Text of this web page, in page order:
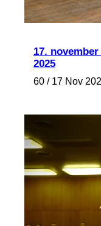
17.
2025
60 / 17 Nov